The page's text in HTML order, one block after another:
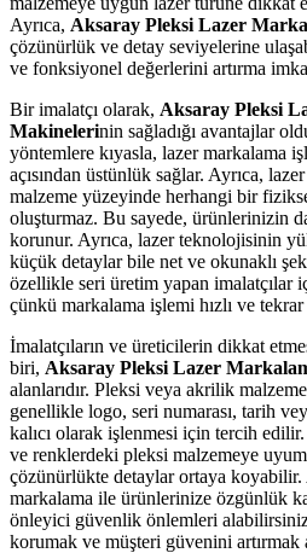
Ayrıca, Aksaray Pleksi Lazer
çözünürlük ve detay seviyelerine
ve fonksiyonel değerlerini artırma
Bir imalatçı olarak, Aksaray Pleksi
Makinelerinin sağladığı avantajlar
yöntemlere kıyasla, lazer markalama
açısından üstünlük sağlar. Ayrıca,
malzeme yüzeyinde herhangi bir
oluşturmaz. Bu sayede, ürünlerinizin
korunur. Ayrıca, lazer teknolojisinin
küçük detaylar bile net ve okunaklı
özellikle seri üretim yapan imalatçılar
çünkü markalama işlemi hızlı ve
İmalatçıların ve üreticilerin dikkat
biri, Aksaray Pleksi Lazer
alanlarıdır. Pleksi veya akrilik
genellikle logo, seri numarası, tarih
kalıcı olarak işlenmesi için tercih
ve renklerdeki pleksi malzemeye
çözünürlükte detaylar ortaya koyabilir.
markalama ile ürünlerinize özgünlük
önleyici güvenlik önlemleri
korumak ve müşteri güvenini artırmak